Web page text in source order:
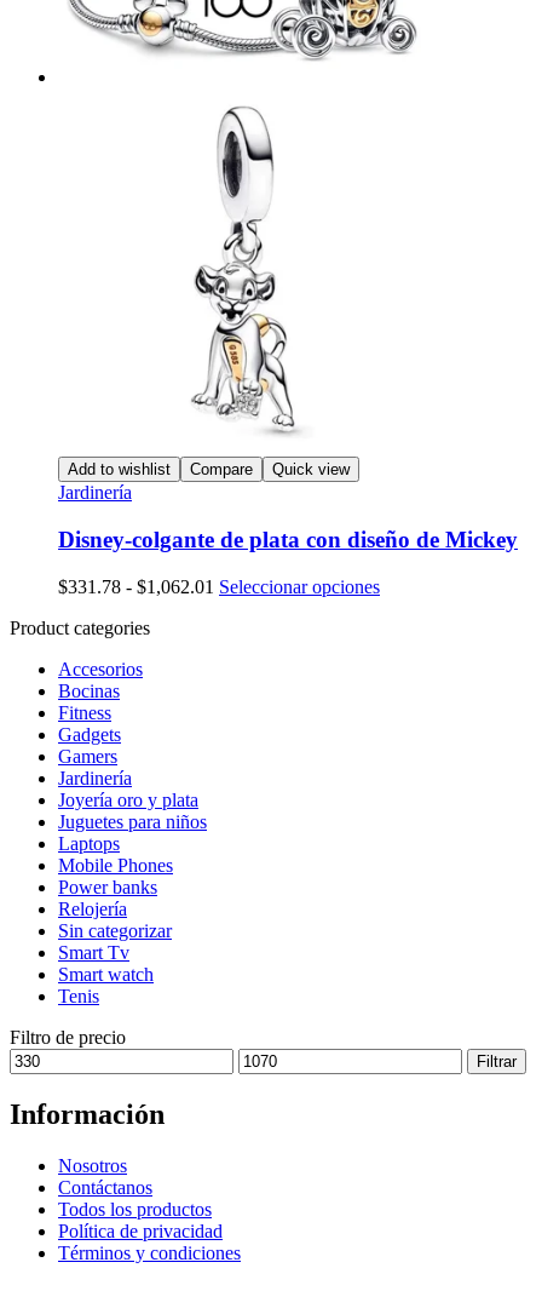
Add to wishlist Compare Quick view
Jardinería
Disney-colgante de plata con diseño de Mickey
$331.78 - $1,062.01 Rango
Seleccionar opcionesEste
Product categories
Accesorios
Bocinas
Fitness
Gadgets
Gamers
Jardinería
Joyería oro y plata
Juguetes para niños
Laptops
Mobile Phones
Power banks
Relojería
Sin categorizar
Smart Tv
Smart watch
Tenis
Filtro de precio
Precio
mínimo
Precio
máximo
Filtrar
Información
Nosotros
Contáctanos
Todos los productos
Política de privacidad
Términos y condiciones